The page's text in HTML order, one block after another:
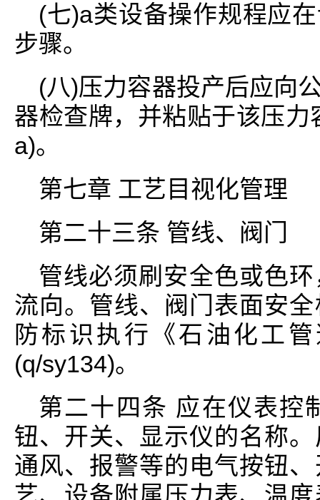
(七)a类设备操作规程应
步骤。
(八)压力容器投产后应向
器检查牌，并粘贴于该压
a)。
第七章 工艺目视化管理
第二十三条 管线、阀门
管线必须刷安全色或色
流向。管线、阀门表面安
防标识执行《石油化工
(q/sy134)。
第二十四条 应在仪表控
钮、开关、显示仪的名称
通风、报警等的电气按钮